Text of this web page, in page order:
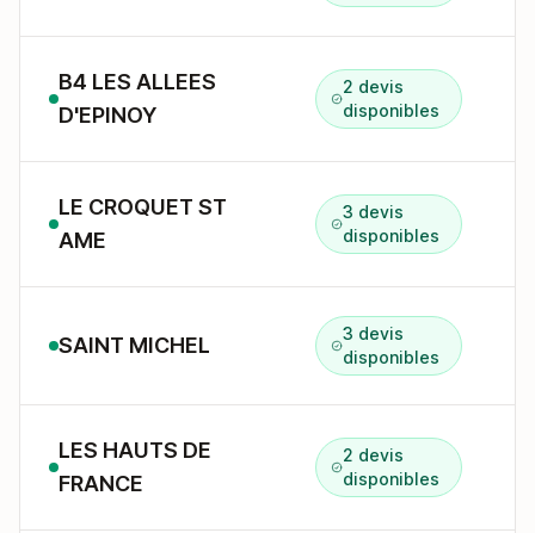
B4 LES ALLEES
D'EPINOY
2 devis
disponibles
LE CROQUET ST
AME
3 devis
disponibles
SAINT MICHEL
3 devis
disponibles
LES HAUTS DE
FRANCE
2 devis
disponibles